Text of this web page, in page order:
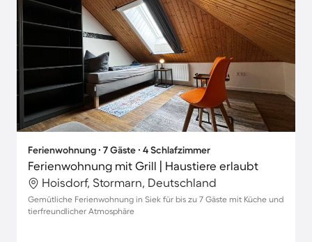
Ferienwohnung ∙ 7 Gäste ∙ 4 Schlafzimmer
Ferienwohnung mit Grill | Haustiere erlaubt
Hoisdorf, Stormarn, Deutschland
Gemütliche Ferienwohnung in Siek für bis zu 7 Gäste mit Küche und
tierfreundlicher Atmosphäre